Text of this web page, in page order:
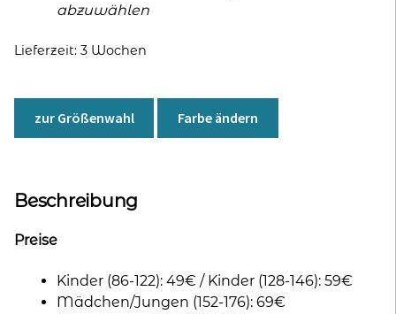
abzuwählen
Lieferzeit: 3 Wochen
zur Größenwahl Farbe ändern
Beschreibung
Preise
Kinder (86-122): 49€ / Kinder (128-146): 59€
Mädchen/Jungen (152-176): 69€